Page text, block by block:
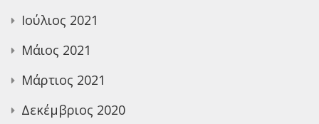
Ιούλιος 2021
Μάιος 2021
Μάρτιος 2021
Δεκέμβριος 2020